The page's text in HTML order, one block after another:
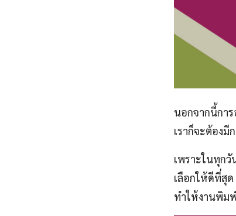
นอกจากนี้กา
เราก็จะต้องมี
เพราะในทุก
เลือกให้ดีที่สุ
ทำให้งานพิม